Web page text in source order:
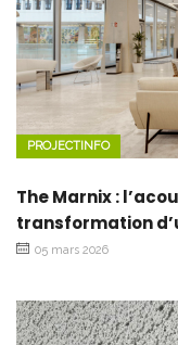
PROJECTINFO
The Marnix :
transformation
05 mars 2026